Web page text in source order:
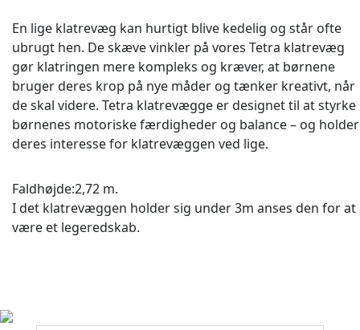
En lige klatrevæg kan hurtigt blive kedelig og står ofte
ubrugt hen. De skæve vinkler på vores Tetra klatrevæg
gør klatringen mere kompleks og kræver, at børnene
bruger deres krop på nye måder og tænker kreativt, når
de skal videre. Tetra klatrevægge er designet til at styrke
børnenes motoriske færdigheder og balance – og holder
deres interesse for klatrevæggen ved lige.
Faldhøjde:2,72 m.
I det klatrevæggen holder sig under 3m anses den for at
være et legeredskab.